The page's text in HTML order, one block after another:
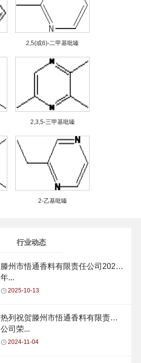
2,5(或6)-二甲基吡嗪
2,3,5-三甲基吡嗪
2-乙基吡嗪
行业动态
滕州市悟通香料有限责任公司2024
年...
2025-10-13
热列祝贺滕州市悟通香料有限责任
公司荣...
2024-11-04